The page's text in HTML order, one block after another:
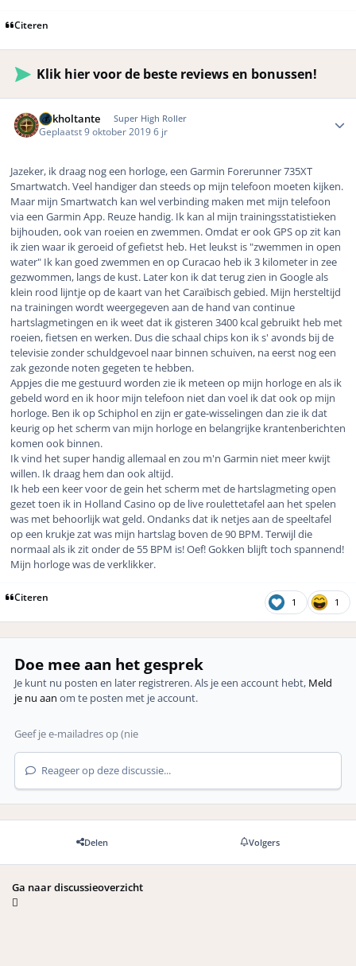
Citeren
Klik hier voor de beste reviews en bonussen!
Gokholtante Super High Roller
Geplaatst9 oktober 20196 jr
Jazeker, ik draag nog een horloge, een Garmin Forerunner 735XT
Smartwatch. Veel handiger dan steeds op mijn telefoon moeten kijken.
Maar mijn Smartwatch kan wel verbinding maken met mijn telefoon
via een Garmin App. Reuze handig. Ik kan al mijn trainingsstatistieken
bijhouden, ook van roeien en zwemmen. Omdat er ook GPS op zit kan
ik zien waar ik geroeid of gefietst heb. Het leukst is "zwemmen in open
water" Ik kan goed zwemmen en op Curacao heb ik 3 kilometer in zee
gezwommen, langs de kust. Later kon ik dat terug zien in Google als
klein rood lijntje op de kaart van het Caraïbisch gebied. Mijn hersteltijd
na trainingen wordt weergegeven aan de hand van continue
hartslagmetingen en ik weet dat ik gisteren 3400 kcal gebruikt heb met
roeien, fietsen en werken. Dus die schaal chips kon ik s' avonds bij de
televisie zonder schuldgevoel naar binnen schuiven, na eerst nog een
zak gezonde noten gegeten te hebben.
Appjes die me gestuurd worden zie ik meteen op mijn horloge en als ik
gebeld word en ik hoor mijn telefoon niet dan voel ik dat ook op mijn
horloge. Ben ik op Schiphol en zijn er gate-wisselingen dan zie ik dat
keurig op het scherm van mijn horloge en belangrijke krantenberichten
komen ook binnen.
Ik vind het super handig allemaal en zou m'n Garmin niet meer kwijt
willen. Ik draag hem dan ook altijd.
Ik heb een keer voor de gein het scherm met de hartslagmeting open
gezet toen ik in Holland Casino op de live roulettetafel aan het spelen
was met behoorlijk wat geld. Ondanks dat ik netjes aan de speeltafel
op een krukje zat was mijn hartslag boven de 90 BPM. Terwijl die
normaal als ik zit onder de 55 BPM is! Oef! Gokken blijft toch spannend!
Mijn horloge was de verklikker.
Citeren 1 1
Doe mee aan het gesprek
Je kunt nu posten en later registreren. Als je een account hebt, Meld
je nu aan om te posten met je account.
Reageer op deze discussie...
Delen Volgers
Ga naar discussieoverzicht